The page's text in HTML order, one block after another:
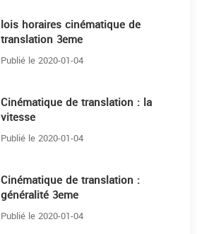
lois horaires cinématique de
translation 3eme
Publié le 2020-01-04
Cinématique de translation : la
vitesse
Publié le 2020-01-04
Cinématique de translation :
généralité 3eme
Publié le 2020-01-04